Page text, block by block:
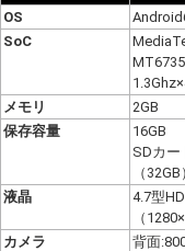
OS
SoC
メモリ
2GB
保存容量
16GB
SDカー
（32GB
液晶
4.7型HD
（
カメラ
背面